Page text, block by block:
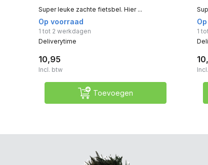
Super leuke zachte fietsbel. Hier ...
Op voorraad
1 tot 2 werkdagen
Deliverytime
10,95
Incl. btw
Toevoegen
1